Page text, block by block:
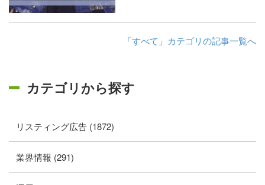
「すべて」カテゴリの記事一覧へ
カテゴリから探す
リスティング広告 (1872)
業界情報 (291)